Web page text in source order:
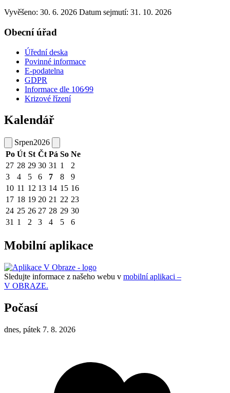
Vyvěšeno: 30. 6. 2026 Datum sejmutí: 31. 10. 2026
Obecní úřad
Úřední deska
Povinné informace
E-podatelna
GDPR
Informace dle 106⁄99
Krizové řízení
Kalendář
Srpen2026
Po Út St Čt Pá So Ne
27 28 29 30 31 1
2
3
4 5 6 7 8
9
10 11 12 13 14 15 16
17 18 19 20 21 22 23
24 25 26 27 28 29 30
31 1 2 3 4 5 6
Mobilní aplikace
Sledujte informace z našeho webu v mobilní aplikaci –
V OBRAZE.
Počasí
dnes, pátek 7. 8. 2026